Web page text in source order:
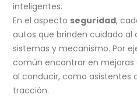
inteligentes.
En el aspecto seguridad,
autos que brinden cuidado al
sistemas y mecanismo. Por
común encontrar en mejoras
al conducir, como asistentes
tracción.